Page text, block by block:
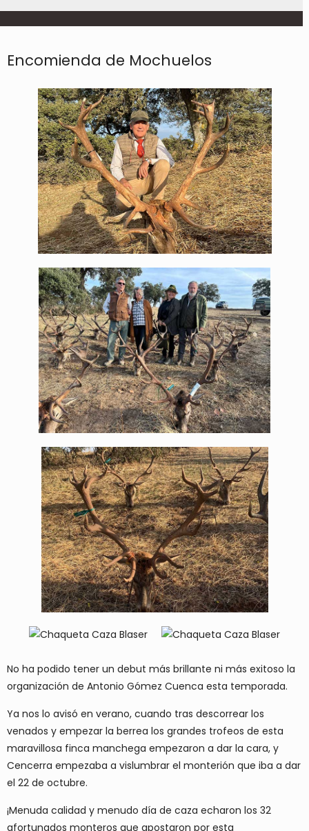
Encomienda de Mochuelos
No ha podido tener un debut más brillante ni más exitoso la
organización de Antonio Gómez Cuenca esta temporada.
Ya nos lo avisó en verano, cuando tras descorrear los
venados y empezar la berrea los grandes trofeos de esta
maravillosa finca manchega empezaron a dar la cara, y
Cencerra empezaba a vislumbrar el monterión que iba a dar
el 22 de octubre.
¡Menuda calidad y menudo día de caza echaron los 32
afortunados monteros que apostaron por esta